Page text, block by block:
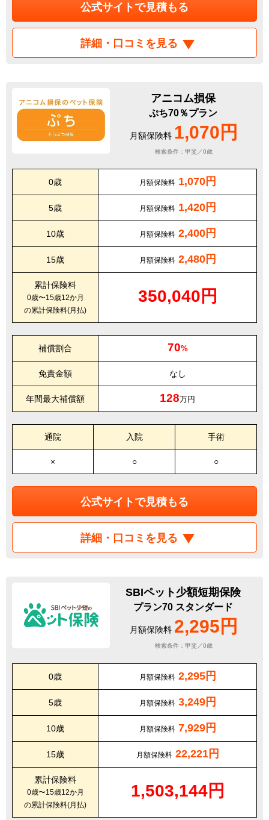
公式サイトで見積もる
詳細・口コミを見る
アニコム損保
ぷち70％プラン
月額保険料 1,070円
検索条件：甲斐／0歳
0歳 月額保険料 1,070円
5歳 月額保険料 1,420円
10歳 月額保険料 2,400円
15歳 月額保険料 2,480円
累計保険料
0歳〜15歳12か月
の累計保険料(月払)
350,040円
補償割合 70%
免責金額 なし
年間最大補償額 128万円
通院 入院 手術
× ○ ○
公式サイトで見積もる
詳細・口コミを見る
SBIペット少額短期保険
プラン70 スタンダード
月額保険料 2,295円
検索条件：甲斐／0歳
0歳 月額保険料 2,295円
5歳 月額保険料 3,249円
10歳 月額保険料 7,929円
15歳 月額保険料 22,221円
累計保険料
0歳〜15歳12か月
の累計保険料(月払)
1,503,144円